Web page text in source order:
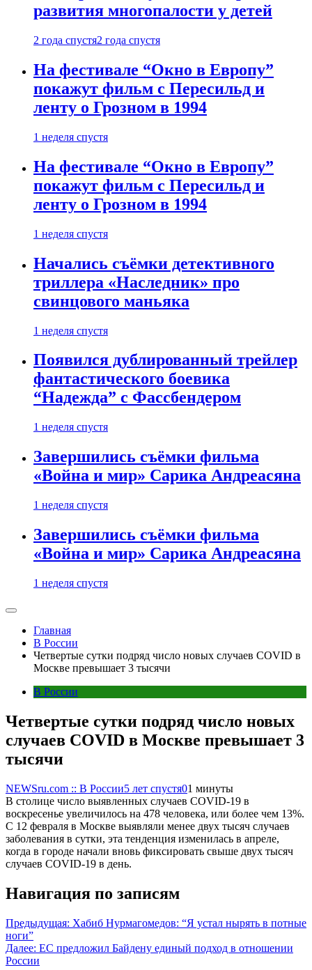
развития многопалости у детей
2 года спустя2 года спустя
На фестивале “Окно в Европу”
покажут фильм с Пересильд и
ленту о Грозном в 1994
1 неделя спустя
На фестивале “Окно в Европу”
покажут фильм с Пересильд и
ленту о Грозном в 1994
1 неделя спустя
Начались съёмки детективного
триллера «Наследник» про
свинцового маньяка
1 неделя спустя
Появился дублированный трейлер
фантастического боевика
“Надежда” с Фассбендером
1 неделя спустя
Завершились съёмки фильма
«Война и мир» Сарика Андреасяна
1 неделя спустя
Завершились съёмки фильма
«Война и мир» Сарика Андреасяна
1 неделя спустя
Главная
В России
Четвертые сутки подряд число новых случаев COVID в
Москве превышает 3 тысячи
В России
Четвертые сутки подряд число новых
случаев COVID в Москве превышает 3
тысячи
NEWSru.com :: В России5 лет спустя01 минуты
В столице число выявленных случаев COVID-19 в
воскресенье увеличилось на 478 человека, или более чем 13%.
С 12 февраля в Москве выявляли менее двух тысяч случаев
заболевания в сутки, эта тенденция изменилась в апреле,
когда в городе начали вновь фиксировать свыше двух тысяч
случаев COVID-19 в день.
Навигация по записям
Предыдущая: Хабиб Нурмагомедов: “Я устал нырять в потные
ноги”
Далее: ЕС предложил Байдену единый подход в отношении
России